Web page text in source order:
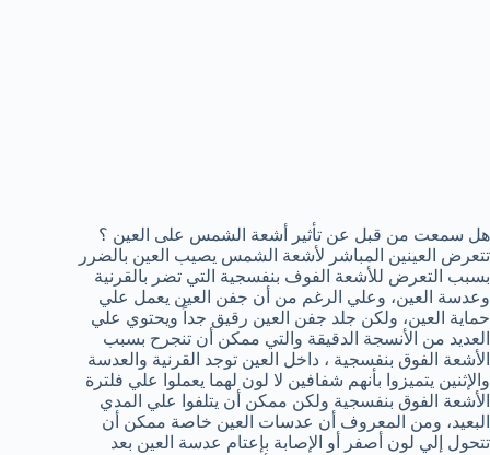
هل سمعت من قبل عن تأثير أشعة الشمس على العين ؟
تتعرض العينين المباشر لأشعة الشمس يصيب العين بالضرر
بسبب التعرض للأشعة الفوف بنفسجية التي تضر بالقرنية
وعدسة العين، وعلي الرغم من أن جفن العين يعمل علي
حماية العين، ولكن جلد جفن العين رقيق جداً ويحتوي علي
العديد من الأنسجة الدقيقة والتي ممكن أن تنجرح بسبب
الأشعة الفوق بنفسجية ، داخل العين توجد القرنية والعدسة
والإثنين يتميزوا بأنهم شفافين لا لون لهما يعملوا علي فلترة
الأشعة الفوق بنفسجية ولكن ممكن أن يتلفوا علي المدي
البعيد، ومن المعروف أن عدسات العين خاصة ممكن أن
تتحول إلي لون أصفر أو الإصابة بإعتام عدسة العين بعد